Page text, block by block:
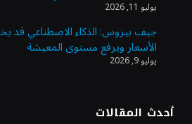
من تراجع الدولار
الدولار الأمريكي يتراجع قرب أدنى
يوليو 11, 2026
جيف بيزوس: الذكاء الاصطناعي قد
الأسعار ويرفع مستوى المعيشة
يوليو 9, 2026
أحدث المقالات